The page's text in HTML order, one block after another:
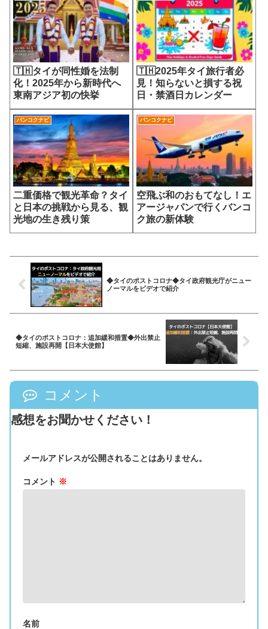
🇹🇭タイが同性婚を法制
化！2025年から新時代へ
東南アジア初の快挙
🇹🇭2025年タイ旅行者必
見！知らないと損する祝
日・禁酒日カレンダー
バンコクナビ
二重価格で観光革命？タイ
と日本の挑戦から見る、観
光地の生き残り策
バンコクナビ
空飛ぶ和のおもてなし！エ
アージャパンで行くバンコ
ク旅の新体験
◆タイのポストコロナ◆タイ政府観光庁がニュー
ノーマルをビデオで紹介
◆タイのポストコロナ：追加緩和措置◆外出禁止
短縮、施設再開【日本大使館】
コメント
感想をお聞かせください！
メールアドレスが公開されることはありません。
コメント ※
名前